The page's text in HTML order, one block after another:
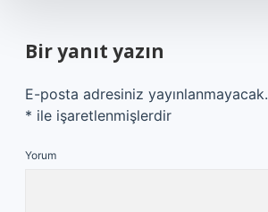
Bir yanıt yazın
E-posta adresiniz yayınlanmayacak.
* ile işaretlenmişlerdir
Yorum